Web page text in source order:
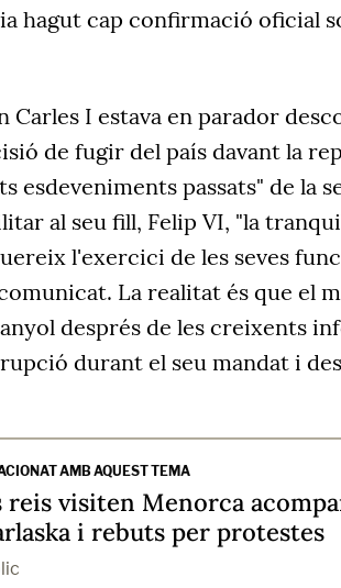
hagut cap confirmació oficial
Carles I estava en parador
de fugir del país davant la
esdeveniments passats" de la
al seu fill, Felip VI, "la
l'exercici de les seves
La realitat és que el
després de les creixents
durant el seu mandat i
AMB AQUEST TEMA
reis visiten Menorca
i rebuts per protestes